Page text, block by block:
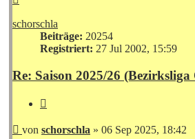
schorschla
Beiträge: 20254
Registriert: 27 Jul 2002, 15:59
Re: Saison 2025/26
Beitrag
von schorschla » 06 Sep 2025, 18:42